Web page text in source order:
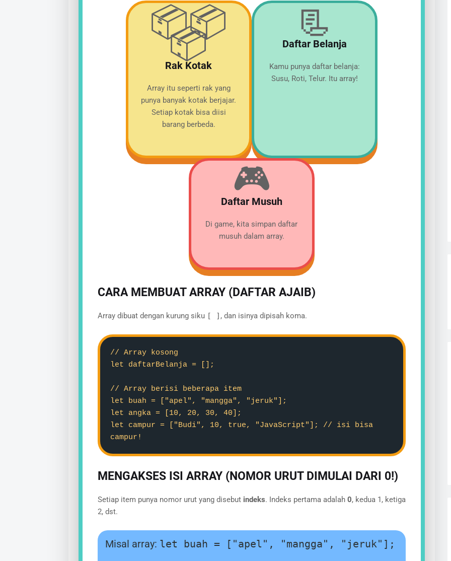
📦📦
📦
Rak Kotak
Array itu seperti rak yang
punya banyak kotak berjajar.
Setiap kotak bisa diisi
barang berbeda.
📃
Daftar Belanja
Kamu punya daftar belanja:
Susu, Roti, Telur. Itu array!
🎮
Daftar Musuh
Di game, kita simpan daftar
musuh dalam array.
CARA MEMBUAT ARRAY (DAFTAR AJAIB)
Array dibuat dengan kurung siku [ ] , dan isinya dipisah koma.
// Array kosong
let daftarBelanja = [];
// Array berisi beberapa item
let buah = ["apel", "mangga", "jeruk"];
let angka = [10, 20, 30, 40];
let campur = ["Budi", 10, true, "JavaScript"]; // isi bisa
campur!
MENGAKSES ISI ARRAY (NOMOR URUT DIMULAI DARI 0!)
Setiap item punya nomor urut yang disebut indeks. Indeks pertama adalah 0, kedua 1, ketiga
2, dst.
Misal array: let buah = ["apel", "mangga", "jeruk"];